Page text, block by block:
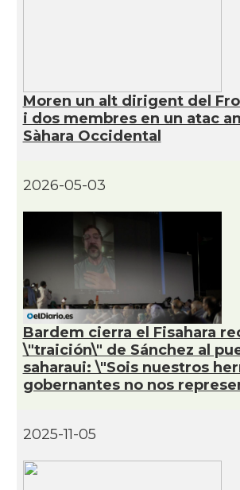
Moren un alt dirigent del
i dos membres en un atac
Sàhara Occidental
2026-05-03
Bardem cierra el Fisahara
\"traición\" de Sánchez al
saharaui: \"Sois nuestros
gobernantes no nos
2025-11-05